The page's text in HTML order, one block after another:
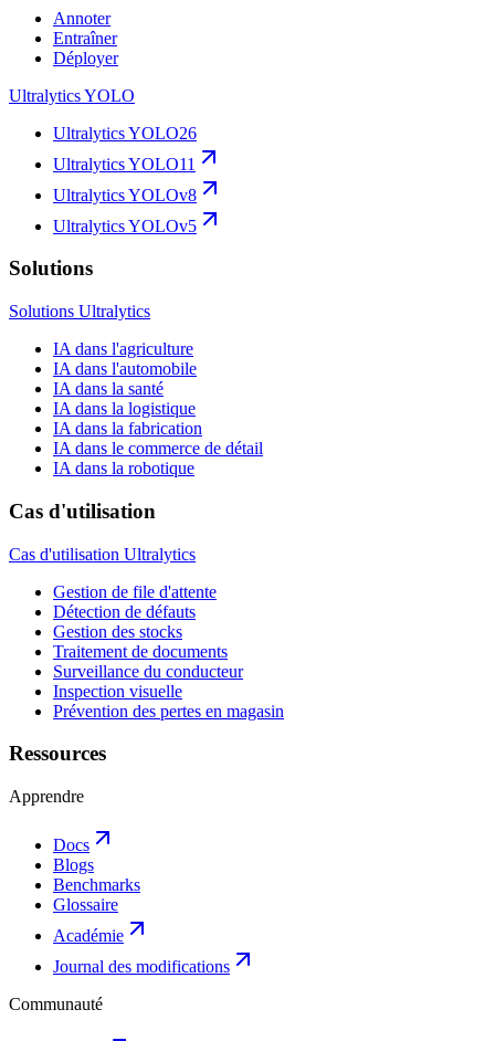
Annoter
Entraîner
Déployer
Ultralytics YOLO
Ultralytics YOLO26
Ultralytics YOLO11
Ultralytics YOLOv8
Ultralytics YOLOv5
Solutions
Solutions Ultralytics
IA dans l'agriculture
IA dans l'automobile
IA dans la santé
IA dans la logistique
IA dans la fabrication
IA dans le commerce de détail
IA dans la robotique
Cas d'utilisation
Cas d'utilisation Ultralytics
Gestion de file d'attente
Détection de défauts
Gestion des stocks
Traitement de documents
Surveillance du conducteur
Inspection visuelle
Prévention des pertes en magasin
Ressources
Apprendre
Docs
Blogs
Benchmarks
Glossaire
Académie
Journal des modifications
Communauté